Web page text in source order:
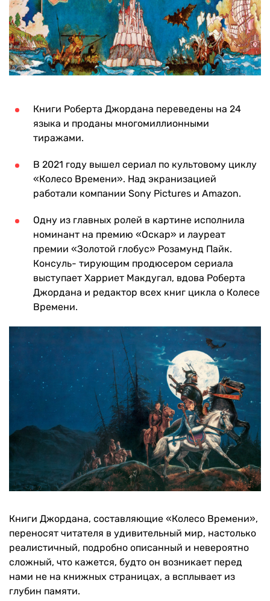
Книги Роберта Джордана переведены на 24
языка и проданы многомиллионными
тиражами.
В 2021 году вышел сериал по культовому циклу
«Колесо Времени». Над экранизацией
работали компании Sony Pictures и Amazon.
Одну из главных ролей в картине исполнила
номинант на премию «Оскар» и лауреат
премии «Золотой глобус» Розамунд Пайк.
Консуль- тирующим продюсером сериала
выступает Харриет Макдугал, вдова Роберта
Джордана и редактор всех книг цикла о Колесе
Времени.
Книги Джордана, составляющие «Колесо Времени»,
переносят читателя в удивительный мир, настолько
реалистичный, подробно описанный и невероятно
сложный, что кажется, будто он возникает перед
нами не на книжных страницах, а всплывает из
глубин памяти.